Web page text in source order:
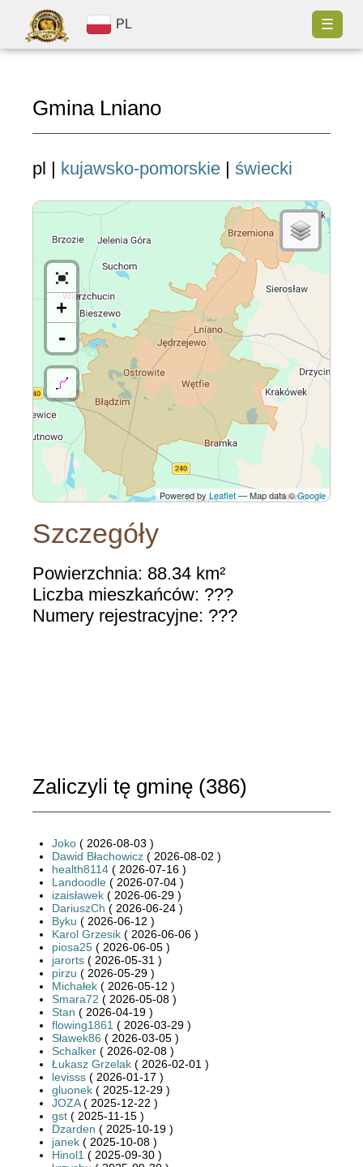
PL ☰
Gmina Lniano
pl | kujawsko-pomorskie | świecki
+
-
Powered byLeaflet— Map data ©Google
Szczegóły
Powierzchnia: 88.34 km²
Liczba mieszkańców: ???
Numery rejestracyjne: ???
Zaliczyli tę gminę (386)
Joko ( 2026-08-03 )
Dawid Błachowicz ( 2026-08-02 )
health8114 ( 2026-07-16 )
Landoodle ( 2026-07-04 )
izaisławek ( 2026-06-29 )
DariuszCh ( 2026-06-24 )
Byku ( 2026-06-12 )
Karol Grzesik ( 2026-06-06 )
piosa25 ( 2026-06-05 )
jarorts ( 2026-05-31 )
pirzu ( 2026-05-29 )
Michałek ( 2026-05-12 )
Smara72 ( 2026-05-08 )
Stan ( 2026-04-19 )
flowing1861 ( 2026-03-29 )
Sławek86 ( 2026-03-05 )
Schalker ( 2026-02-08 )
Łukasz Grzelak ( 2026-02-01 )
levisss ( 2026-01-17 )
gluonek ( 2025-12-29 )
JOZA( 2025-12-22 )
gst ( 2025-11-15 )
Dzarden ( 2025-10-19 )
janek ( 2025-10-08 )
Hinol1 ( 2025-09-30 )